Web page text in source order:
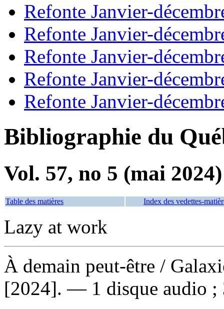
Refonte Janvier-
Refonte Janvier-
Refonte Janvier-
Refonte Janvier-
Refonte Janvier-
Bibliographie du
Vol. 57, no 5 (mai 2024)
Table des matières Index des vedettes-
Lazy at work
À demain peut-être /
[2024]. — 1 disque audio ;